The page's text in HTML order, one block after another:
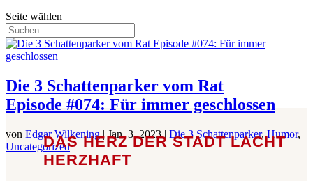
Seite wählen
Die 3 Schattenparker vom Rat
Episode #074: Für immer geschlossen
von Edgar Wilkening|Jan. 3, 2023| Die 3 Schattenparker,Humor,
UncategorizedDAS HERZ DER STADT LACHT
HERZHAFT